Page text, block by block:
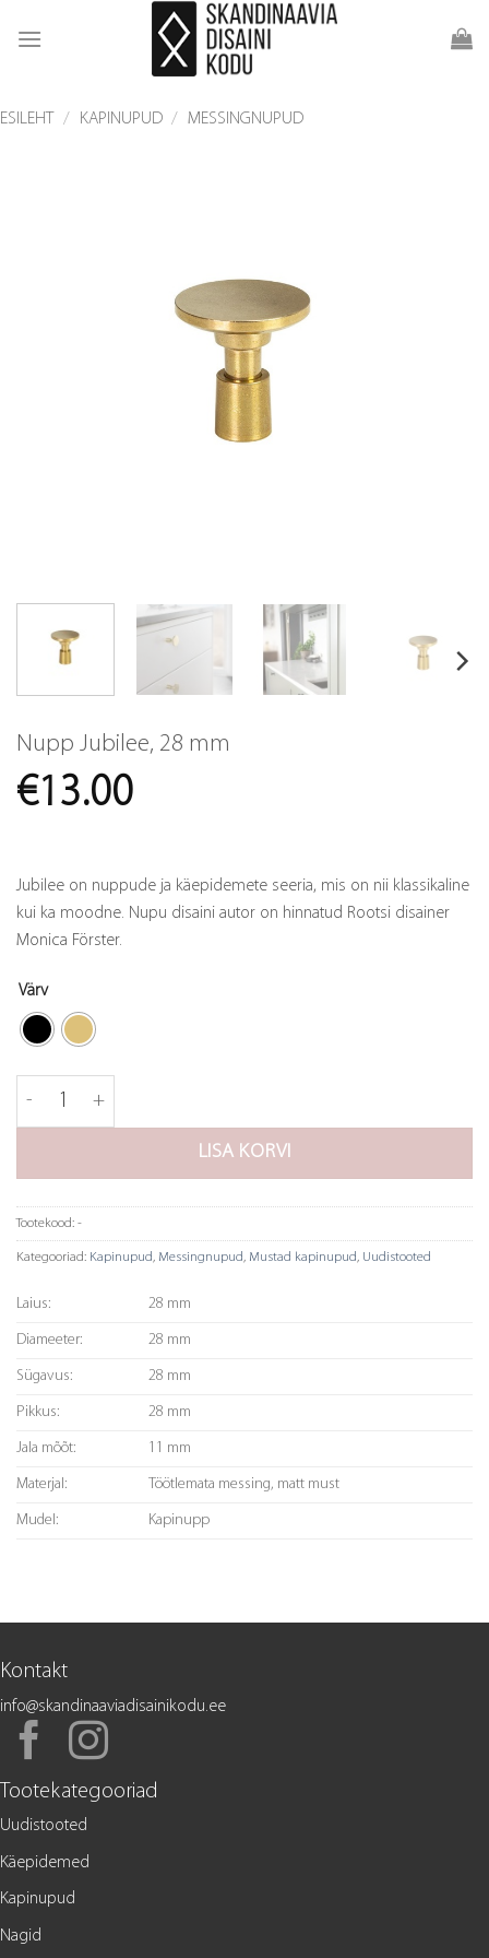
ESILEHT / KAPINUPUD / MESSINGNUPUD
Nupp Jubilee, 28 mm
€13.00
Jubilee on nuppude ja käepidemete seeria, mis on nii klassikaline
kui ka moodne. Nupu disaini autor on hinnatud Rootsi disainer
Monica Förster.
Värv
Nupp Jubilee, 28 mm kogus
LISA KORVI
Tootekood: -
Kategooriad: Kapinupud, Messingnupud, Mustad kapinupud, Uudistooted
Laius: 28 mm
Diameeter: 28 mm
Sügavus: 28 mm
Pikkus: 28 mm
Jala mõõt: 11 mm
Materjal: Töötlemata messing, matt must
Mudel: Kapinupp
Kontakt
info@skandinaaviadisainikodu.ee
Tootekategooriad
Uudistooted
Käepidemed
Kapinupud
Nagid